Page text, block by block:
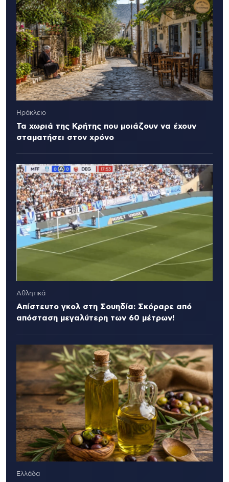
Ηράκλειο
Τα χωριά της Κρήτης που μοιάζουν να έχουν
σταματήσει στον χρόνο
Αθλητικά
Απίστευτο γκολ στη Σουηδία: Σκόραρε από
απόσταση μεγαλύτερη των 60 μέτρων!
Ελλάδα